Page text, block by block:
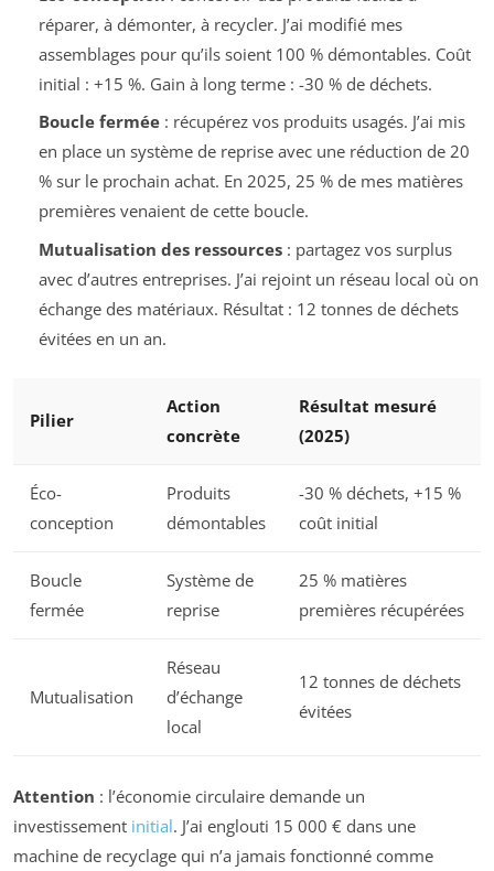
réparer, à démonter, à recycler. J’ai modifié mes
assemblages pour qu’ils soient 100 % démontables. Coût
initial : +15 %. Gain à long terme : -30 % de déchets.
Boucle fermée: récupérez vos produits usagés. J’ai mis
en place un système de reprise avec une réduction de 20
% sur le prochain achat. En 2025, 25 % de mes matières
premières venaient de cette boucle.
Mutualisation des ressources: partagez vos surplus
avec d’autres entreprises. J’ai rejoint un réseau local où on
échange des matériaux. Résultat : 12 tonnes de déchets
évitées en un an.
Pilier
Action
concrète
Résultat mesuré
(2025)
Éco-
conception
Produits
démontables
-30 % déchets, +15 %
coût initial
Boucle
fermée
Système de
reprise
25 % matières
premières récupérées
Mutualisation
Réseau
d’échange
local
12 tonnes de déchets
évitées
Attention : l’économie circulaire demande un
investissement initial. J’ai englouti 15 000 € dans une
machine de recyclage qui n’a jamais fonctionné comme